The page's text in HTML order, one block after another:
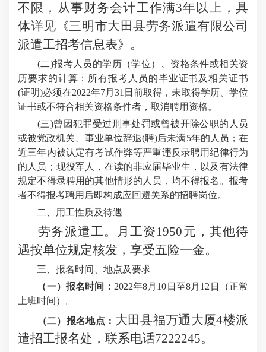
不限，从事财务会计工作满3年以上，具
体详见《三明市大田县劳务派遣有限公司
派遣工招考信息表》。
(二)报考人员的学历（学位）、资格条件或相关资
历要求的计算：所有报考人员的毕业证书及相关证书
(证明)必须在2022年7月31日前取得，未取得学历、学位
证书或不符合相关资格条件者，取消聘用资格。
(三)曾因犯罪受过刑事处罚或曾被开除公职的人员
或被党政机关、事业单位辞退(聘)后未满5年的人员；在
近三年内被认定有考试作弊等严重违反录聘用纪律行为
的人员；现役军人，在读的非应届毕业生，以及有法律
规定不得录聘用的其他情形的人员，均不得报名。报考
者不得报考聘用后即构成应回避关系的招聘岗位。
二、用工性质及待遇
劳务派遣工。月工资1950元，其他待
遇按单位规定核发，享受五险一金。
三、报名时间、地点及要求
（一）报名时间： 2022年8月10日至8月12日（正常
上班时间）。
（二）报名地点： 大田县福万通大厦4楼派
遣招工报名处，联系电话7222245。